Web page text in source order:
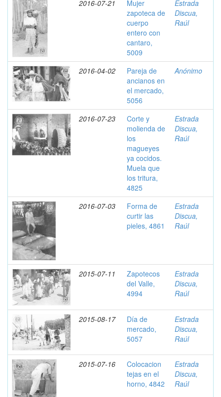
2016-07-21
Mujer
zapoteca de
cuerpo
entero con
cantaro,
5009
Estrada
Discua,
Raúl
2016-04-02
Pareja de
ancianos en
el mercado,
5056
Anónimo
2016-07-23
Corte y
molienda de
los
magueyes
ya cocidos.
Muela que
los tritura,
4825
Estrada
Discua,
Raúl
2016-07-03
Forma de
curtir las
pieles, 4861
Estrada
Discua,
Raúl
2015-07-11
Zapotecos
del Valle,
4994
Estrada
Discua,
Raúl
2015-08-17
Día de
mercado,
5057
Estrada
Discua,
Raúl
2015-07-16
Colocacion
tejas en el
horno, 4842
Estrada
Discua,
Raúl